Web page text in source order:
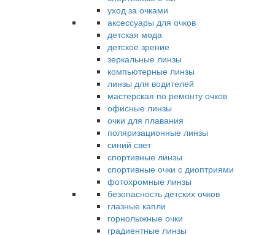
уход за очками
аксессуары для очков
детская мода
детское зрение
зеркальные линзы
компьютерные линзы
линзы для водителей
мастерская по ремонту очков
офисные линзы
очки для плавания
поляризационные линзы
синий свет
спортивные линзы
спортивные очки с диоптриями
фотохромные линзы
безопасность детских очков
глазные капли
горнолыжные очки
градиентные линзы